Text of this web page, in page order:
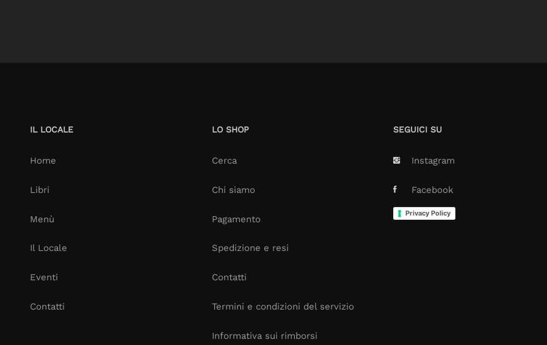
IL LOCALE
Home
Libri
Menù
Il Locale
Eventi
Contatti
LO SHOP
Cerca
Chi siamo
Pagamento
Spedizione e resi
Contatti
Termini e condizioni del servizio
Informativa sui rimborsi
SEGUICI SU
Instagram
Facebook
Privacy Policy